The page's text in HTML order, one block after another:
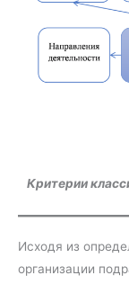
Критерии
Исходя из
организации